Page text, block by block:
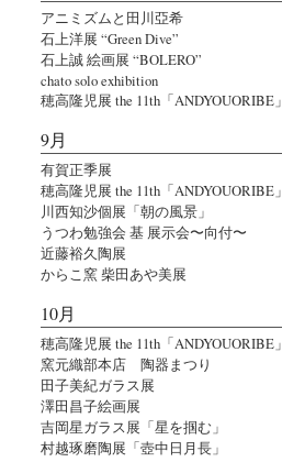
アニミズムと田川亞希
石上洋展 “Green Dive”
石上誠 絵画展 “BOLERO”
chato solo exhibition
穂高隆児展 the 11th「ANDYOUORIBE」
9月
有賀正季展
穂高隆児展 the 11th「ANDYOUORIBE」
川西知沙個展「朝の風景」
うつわ勉強会 基 展示会〜向付〜
近藤裕久陶展
からこ窯 柴田あや美展
10月
穂高隆児展 the 11th「ANDYOUORIBE」
窯元織部本店 陶器まつり
田子美紀ガラス展
澤田昌子絵画展
吉岡星ガラス展「星を掴む」
村越琢磨陶展「壺中日月長」